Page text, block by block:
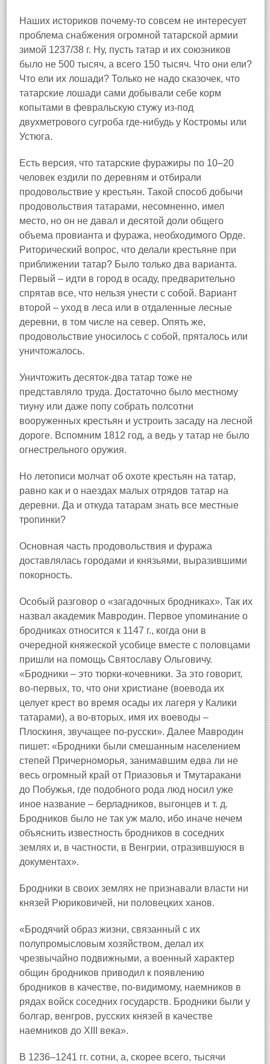
Наших историков почему-то совсем не интересует
проблема снабжения огромной татарской армии
зимой 1237/38 г. Ну, пусть татар и их союзников
было не 500 тысяч, а всего 150 тысяч. Что они ели?
Что ели их лошади? Только не надо сказочек, что
татарские лошади сами добывали себе корм
копытами в февральскую стужу из-под
двухметрового сугроба где-нибудь у Костромы или
Устюга.
Есть версия, что татарские фуражиры по 10–20
человек ездили по деревням и отбирали
продовольствие у крестьян. Такой способ добычи
продовольствия татарами, несомненно, имел
место, но он не давал и десятой доли общего
объема провианта и фуража, необходимого Орде.
Риторический вопрос, что делали крестьяне при
приближении татар? Было только два варианта.
Первый – идти в город в осаду, предварительно
спрятав все, что нельзя унести с собой. Вариант
второй – уход в леса или в отдаленные лесные
деревни, в том числе на север. Опять же,
продовольствие уносилось с собой, пряталось или
уничтожалось.
Уничтожить десяток-два татар тоже не
представляло труда. Достаточно было местному
тиуну или даже попу собрать полсотни
вооруженных крестьян и устроить засаду на лесной
дороге. Вспомним 1812 год, а ведь у татар не было
огнестрельного оружия.
Но летописи молчат об охоте крестьян на татар,
равно как и о наездах малых отрядов татар на
деревни. Да и откуда татарам знать все местные
тропинки?
Основная часть продовольствия и фуража
доставлялась городами и князьями, выразившими
покорность.
Особый разговор о «загадочных бродниках». Так их
назвал академик Мавродин. Первое упоминание о
бродниках относится к 1147 г., когда они в
очередной княжеской усобице вместе с половцами
пришли на помощь Святославу Ольговичу.
«Бродники – это тюрки-кочевники. За это говорит,
во-первых, то, что они христиане (воевода их
целует крест во время осады их лагеря у Калики
татарами), а во-вторых, имя их воеводы –
Плоскиня, звучащее по-русски». Далее Мавродин
пишет: «Бродники были смешанным населением
степей Причерноморья, занимавшим едва ли не
весь огромный край от Приазовья и Тмутаракани
до Побужья, где подобного рода люд носил уже
иное название – берладников, выгонцев и т. д.
Бродников было не так уж мало, ибо иначе нечем
объяснить известность бродников в соседних
землях и, в частности, в Венгрии, отразившуюся в
документах».
Бродники в своих землях не признавали власти ни
князей Рюриковичей, ни половецких ханов.
«Бродячий образ жизни, связанный с их
полупромысловым хозяйством, делал их
чрезвычайно подвижными, а военный характер
общин бродников приводил к появлению
бродников в качестве, по-видимому, наемников в
рядах войск соседних государств. Бродники были у
болгар, венгров, русских князей в качестве
наемников до XIII века».
В 1236–1241 гг. сотни, а, скорее всего, тысячи